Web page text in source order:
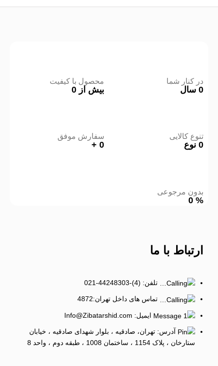
در کنار شما
0 سال
محصول با کیفیت
بیش از 0
تنوع کالایی
0 نوع
سفارش موفق
0
+
بدون مرجوعی
%
0
ارتباط با ما
تلفن: (4)-44248303-021
تماس های داخل تهران:4872
ایمیل: Info@Zibatarshid.com
آدرس: تهران، صادقیه ، بلوار شهدای صادقیه ، خیابان
ستارخان ، پلاک 1154 ، ساختمان 1008 ، طبقه دوم ، واحد 8